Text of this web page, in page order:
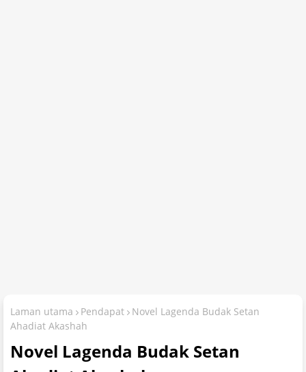
Laman utama Pendapat
Novel Lagenda Budak Setan
Ahadiat Akashah
Novel Lagenda Budak Setan